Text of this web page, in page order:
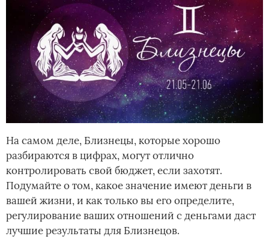
На самом деле, Близнецы, которые хорошо
разбираются в цифрах, могут отлично
контролировать свой бюджет, если захотят.
Подумайте о том, какое значение имеют деньги в
вашей жизни, и как только вы его определите,
регулирование ваших отношений с деньгами даст
лучшие результаты для Близнецов.